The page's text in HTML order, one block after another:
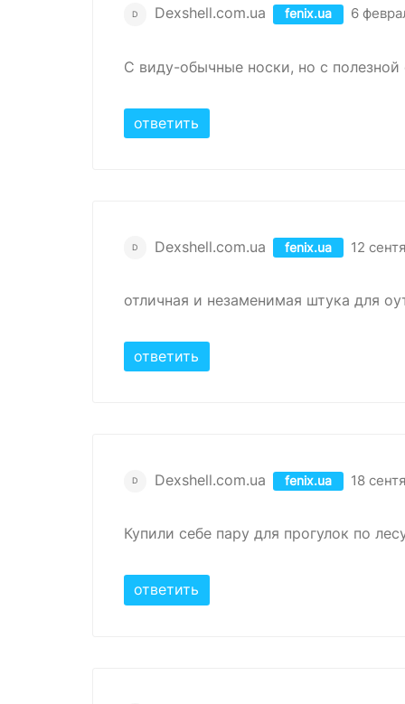
D Dexshell.com.ua fenix.ua 6
С виду-обычные носки, но с полезной
ответить
D Dexshell.com.ua fenix.ua 12
отличная и незаменимая штука для
ответить
D Dexshell.com.ua fenix.ua 18
Купили себе пару для прогулок по
ответить